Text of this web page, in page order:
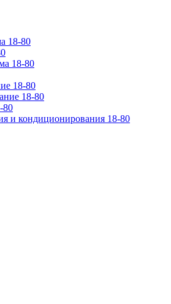
18-80
18-80
18-80
18-80
80
и кондиционирования 18-80